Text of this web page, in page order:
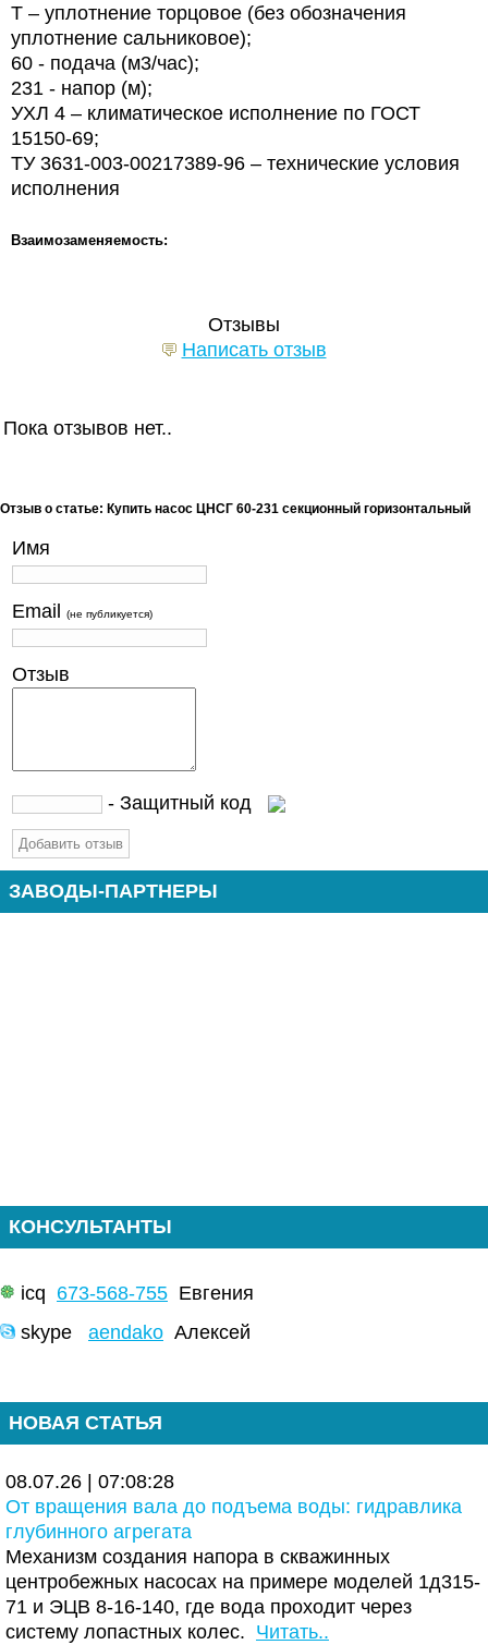
Т – уплотнение торцовое (без обозначения
уплотнение сальниковое);
60 - подача (м3/час);
231 - напор (м);
УХЛ 4 – климатическое исполнение по ГОСТ
15150-69;
ТУ 3631-003-00217389-96 – технические условия
исполнения
Взаимозаменяемость:
Отзывы
Написать отзыв
Пока отзывов нет..
Отзыв о статье: Купить насос ЦНСГ 60-231 секционный горизонтальный
Имя
Email (не публикуется)
Отзыв
- Защитный код
ЗАВОДЫ-ПАРТНЕРЫ
КОНСУЛЬТАНТЫ
icq 673-568-755 Евгения
skype aendako Алексей
НОВАЯ СТАТЬЯ
08.07.26 | 07:08:28
От вращения вала до подъема воды: гидравлика
глубинного агрегата
Механизм создания напора в скважинных
центробежных насосах на примере моделей 1д315-
71 и ЭЦВ 8-16-140, где вода проходит через
систему лопастных колес. Читать..